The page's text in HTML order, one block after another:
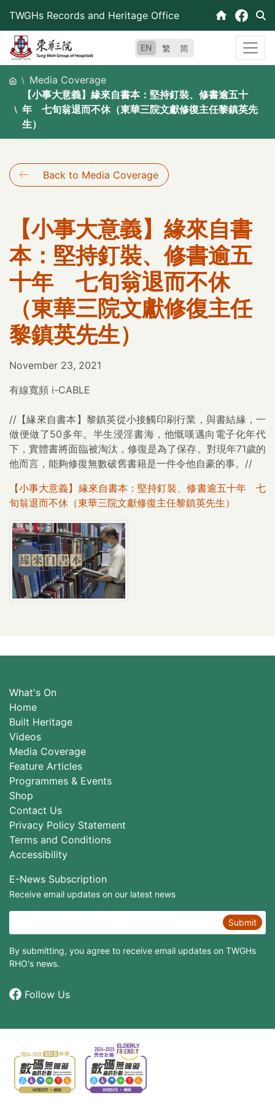
content
TWGHs Records and Heritage Office
EN 繁 简
Media Coverage
【小事大意義】緣來自書本：堅持釘裝、修書逾五十
年 七旬翁退而不休（東華三院文獻修復主任黎鎮英先
生）
Back to Media Coverage
【小事大意義】緣來自書
本：堅持釘裝、修書逾五
十年 七旬翁退而不休
（東華三院文獻修復主任
黎鎮英先生）
November 23, 2021
有線寬頻 i-CABLE
//【緣來自書本】黎鎮英從小接觸印刷行業，與書結緣，一
做便做了50多年。半生浸淫書海，他慨嘆邁向電子化年代
下，實體書將面臨被淘汰，修復是為了保存。對現年71歲的
他而言，能夠修復無數破舊書籍是一件令他自豪的事。//
【小事大意義】緣來自書本：堅持釘裝、修書逾五十年 七
旬翁退而不休（東華三院文獻修復主任黎鎮英先生）
What's On
Home
Built Heritage
Videos
Media Coverage
Feature Articles
Programmes & Events
Shop
Contact Us
Privacy Policy Statement
Terms and Conditions
Accessibility
E-News Subscription
Receive email updates on our latest news
Submit
By submitting, you agree to receive email updates on TWGHs
RHO's news.
Follow Us